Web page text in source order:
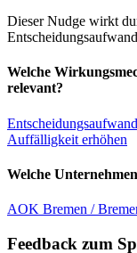
Dieser Nudge wirkt
Welche
relevant?
Auffälligkeit erhöhen
Welche
AOK Bremen /
Feedback zum